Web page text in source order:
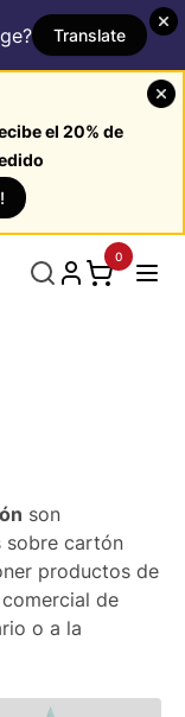
Translate
el 20% de
0
son
sobre cartón
productos de
de
o a la